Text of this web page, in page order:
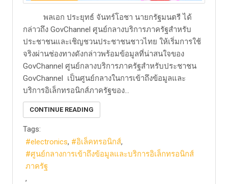
​ พลเอก ประยุทธ์ จันทร์โอชา นายกรัฐมนตรี ได้
กล่าวถึง GovChannel ศูนย์กลางบริการภาครัฐสำหรับ
ประชาชนและเชิญชวนประชาชนชาวไทย ให้เริ่มการใช้
จริงผ่านช่องทางดังกล่าวพร้อมข้อมูลที่น่าสนใจของ
GovChannel ศูนย์กลางบริการภาครัฐสำหรับประชาชน
GovChannel เป็นศูนย์กลางในการเข้าถึงข้อมูลและ
บริการอิเล็กทรอนิกส์ภาครัฐของ...
CONTINUE READING
Tags:
electronics
อิเล็คทรอนิกส์
ศูนย์กลางการเข้าถึงข้อมูลและบริการอิเล็กทรอนิกส์
ภาครัฐ